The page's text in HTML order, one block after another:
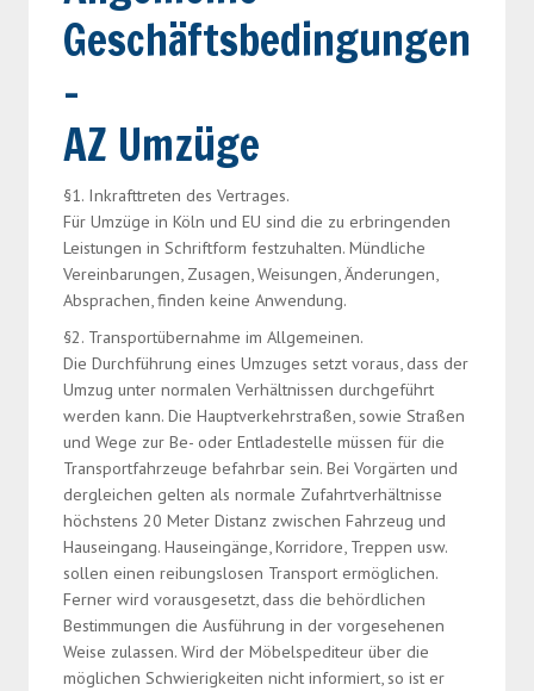
› Spezialtransporte
Geschäftsbedingungen
-
AZ Umzüge
§1. Inkrafttreten des Vertrages.
Für Umzüge in Köln und EU sind die zu erbringenden
Leistungen in Schriftform festzuhalten. Mündliche
Vereinbarungen, Zusagen, Weisungen, Änderungen,
Absprachen, finden keine Anwendung.
§2. Transportübernahme im Allgemeinen.
Die Durchführung eines Umzuges setzt voraus, dass der
Umzug unter normalen Verhältnissen durchgeführt
werden kann. Die Hauptverkehrstraßen, sowie Straßen
und Wege zur Be- oder Entladestelle müssen für die
Transportfahrzeuge befahrbar sein. Bei Vorgärten und
dergleichen gelten als normale Zufahrtverhältnisse
höchstens 20 Meter Distanz zwischen Fahrzeug und
Hauseingang. Hauseingänge, Korridore, Treppen usw.
sollen einen reibungslosen Transport ermöglichen.
Ferner wird vorausgesetzt, dass die behördlichen
Bestimmungen die Ausführung in der vorgesehenen
Weise zulassen. Wird der Möbelspediteur über die
möglichen Schwierigkeiten nicht informiert, so ist er